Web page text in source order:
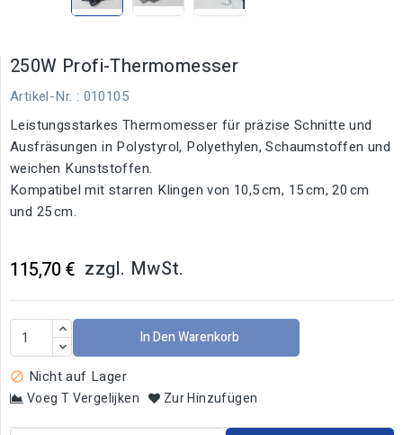
250W Profi-Thermomesser
Artikel-Nr. : 010105
Leistungsstarkes Thermomesser für präzise Schnitte und
Ausfräsungen in Polystyrol, Polyethylen, Schaumstoffen und
weichen Kunststoffen.
Kompatibel mit starren Klingen von 10,5 cm, 15 cm, 20 cm
und 25 cm.
115,70 € zzgl. MwSt.
In Den Warenkorb
 Nicht auf Lager
Voeg T Vergelijken Zur Hinzufügen